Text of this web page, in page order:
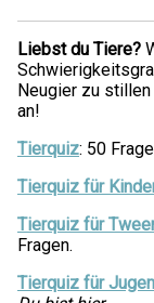
Liebst du Tiere?
Neugier zu
an!
Tierquiz: 50
Tierquiz für
Tierquiz für
Fragen.
Tierquiz für